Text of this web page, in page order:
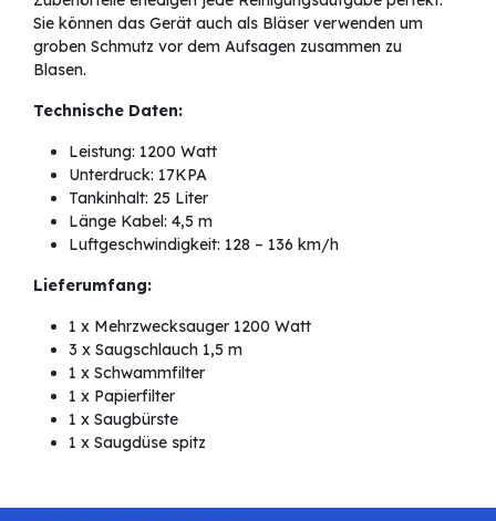
Sie können das Gerät auch als Bläser verwenden um
groben Schmutz vor dem Aufsagen zusammen zu
Blasen.
Technische Daten:
Leistung: 1200 Watt
Unterdruck: 17KPA
Tankinhalt: 25 Liter
Länge Kabel: 4,5 m
Luftgeschwindigkeit: 128 – 136 km/h
Lieferumfang:
1 x Mehrzwecksauger 1200 Watt
3 x Saugschlauch 1,5 m
1 x Schwammfilter
1 x Papierfilter
1 x Saugbürste
1 x Saugdüse spitz